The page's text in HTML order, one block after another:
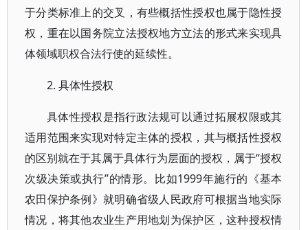
于分类标准上的交叉，有些概括性授权也属于隐性授
权，重在以国务院立法授权地方立法的形式来实现具
体领域职权合法行使的延续性。
2. 具体性授权
具体性授权是指行政法规可以通过拓展权限或其
适用范围来实现对特定主体的授权，其与概括性授权
的区别就在于其属于具体行为层面的授权，属于“授权
次级决策或执行”的情形。比如1999年施行的《基本
农田保护条例》就明确省级人民政府可根据当地实际
情况，将其他农业生产用地划为保护区，这种授权情